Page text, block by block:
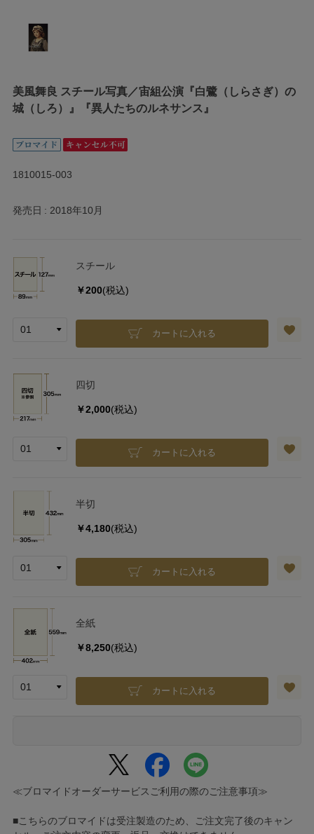
美風舞良 スチール写真／宙組公演『白鷺（しらさぎ）の
城（しろ）』『異人たちのルネサンス』
1810015-003
発売日 2018年10月
スチール
￥200(税込)
カートに入れる
四切
￥2,000(税込)
カートに入れる
半切
￥4,180(税込)
カートに入れる
全紙
￥8,250(税込)
カートに入れる
≪ブロマイドオーダーサービスご利用の際のご注意事項≫
■こちらのブロマイドは受注製造のため、ご注文完了後のキャン